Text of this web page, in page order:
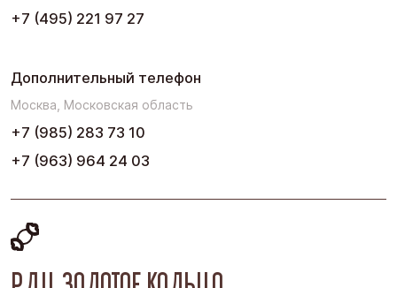
+7 (495) 221 97 27
Дополнительный телефон
Москва, Московская область
+7 (985) 283 73 10
+7 (963) 964 24 03